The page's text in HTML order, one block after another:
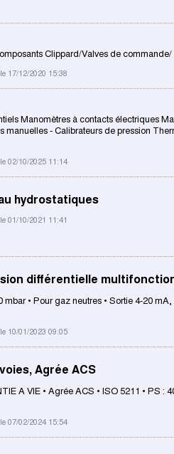
Clippard/Valves de commande/
17/12/2020 15:38
Manomètres à contacts électriques
manuelles - Calibrateurs de pression
02/10/2025 11:14
hydrostatiques
01/10/2021 11:41
différentielle
mbar • Pour gaz neutres • Sortie 4-20
10/01/2023 09:05
Agrée ACS
A VIE • Agrée ACS • ISO 5211 • PS :
07/02/2024 15:54